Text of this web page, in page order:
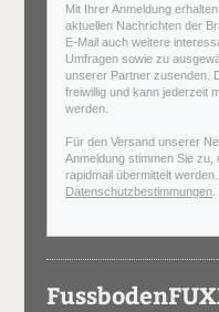
Mit Ihrer Anmeldung
aktuellen Nachrichten der
E-Mail auch weitere
Umfragen sowie zu
unserer Partner zusenden.
freiwillig und kann jederzeit
werden.
Für den Versand unserer
Anmeldung stimmen Sie
rapidmail übermittelt
Datenschutzbestimmungen